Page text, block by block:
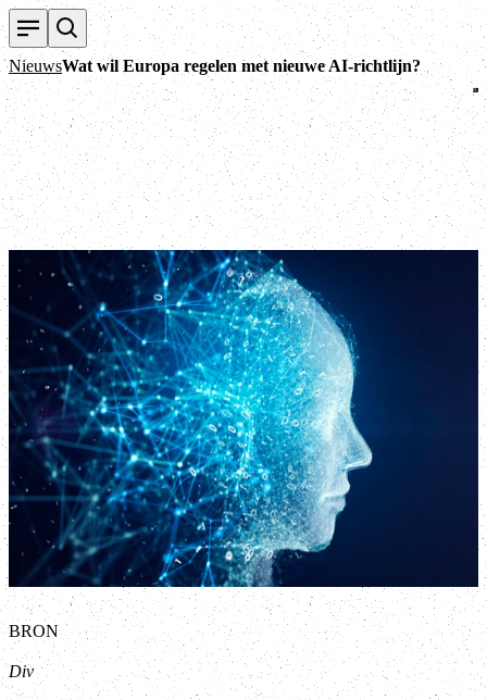
NieuwsWat wil Europa regelen met nieuwe AI-richtlijn?
BRON
Div